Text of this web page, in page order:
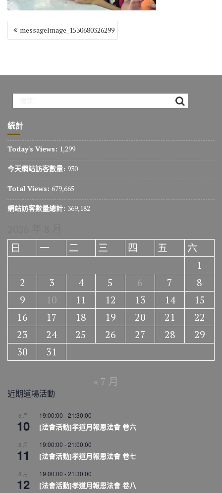
文
章
messageImage_1530680326299
統計
Today's Views: 1,299
今天網站訪客數量: 930
Total Views: 679,665
網站訪客數量總計: 369,182
日
一 二 三 四 五
六
1
2
3 4 5 6 7
8
9
10 11 12 13 14
15
16
17 18 19 20 21
22
23
24 25 26 27 28
29
30
31
« 7 月
近期道場活動
8 月
10
19:00:00 -21:30:00
[法會活動]孝道月報恩法會 卷六
8 月
11
19:00:00 -21:00:00
[法會活動]孝道月報恩法會 卷七
8 月
12
19:00:00 -21:30:00
[法會活動]孝道月報恩法會 卷八